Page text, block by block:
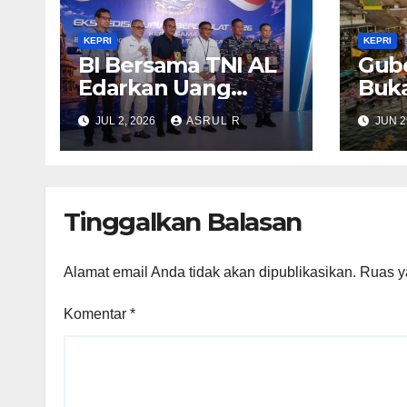
KEPRI
BI Bersama TNI AL
Edarkan Uang
Tunai Rp14 Miliar ke
Pulau Terluar di
Kepri Guna
Stabilitas Rupiah
JUL 2, 2026 ASRUL R
KEPRI
JUN
Tinggalkan Balasan
Alamat email Anda tidak akan dipublikasikan. Ruas
Komentar *